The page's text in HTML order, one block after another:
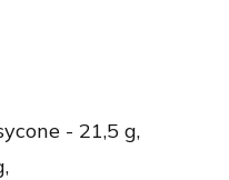
- 21,5 g,